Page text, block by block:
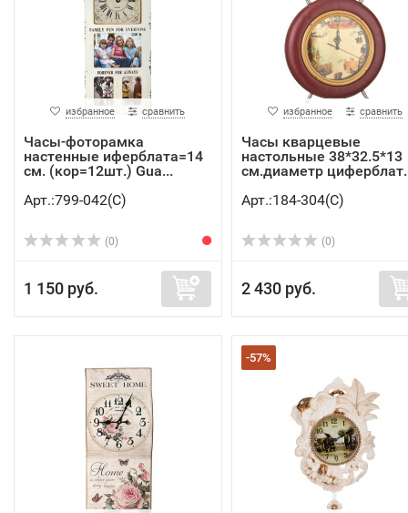
избранное сравнить
Часы-фоторамка
настенные иферблата=14
см. (кор=12шт.) Gua...
Арт.:799-042(C)
(0)
1 150 руб.
избранное сравнить
Часы кварцевые
настольные 38*32.5*13
см.диаметр
Арт.:184-304(C)
(0)
2 430 руб.
-57%